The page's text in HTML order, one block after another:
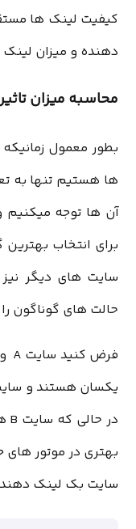
کیفیت لینک ها
دهنده و میزان لینک
محاسبه میزان
بطور معمول
ها هستیم تنها به
آن ها توجه میکنیم
برای انتخاب
سایت های دیگر نیز
حالت های گوناگون
در حالی که سایت B هیچ بک لینکی ندارد.
بهتری در موتور های
سایت بک لینک